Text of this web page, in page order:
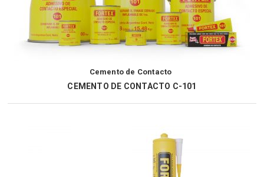
Cemento de Contacto
CEMENTO DE CONTACTO C-101